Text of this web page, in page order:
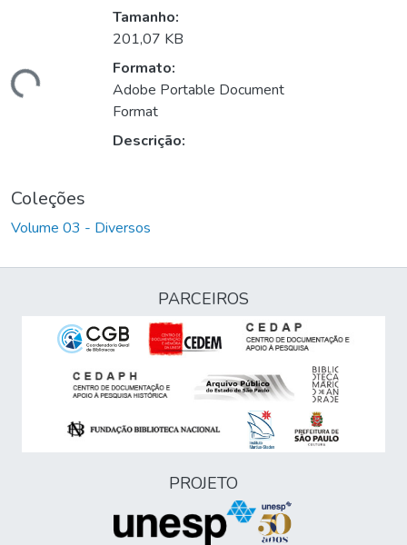
Tamanho:
201,07 KB
Formato:
Adobe Portable Document
Format
Descrição:
Coleções
Volume 03 - Diversos
PARCEIROS
PROJETO